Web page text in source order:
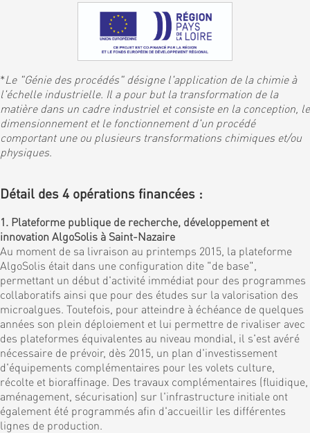
*Le "Génie des procédés" désigne l'application de la chimie à
l'échelle industrielle. Il a pour but la transformation de la
matière dans un cadre industriel et consiste en la conception, le
dimensionnement et le fonctionnement d'un procédé
comportant une ou plusieurs transformations chimiques et/ou
physiques.
Détail des 4 opérations financées :
1. Plateforme publique de recherche, développement et
innovation AlgoSolis à Saint-Nazaire
Au moment de sa livraison au printemps 2015, la plateforme
AlgoSolis était dans une configuration dite "de base",
permettant un début d'activité immédiat pour des programmes
collaboratifs ainsi que pour des études sur la valorisation des
microalgues. Toutefois, pour atteindre à échéance de quelques
années son plein déploiement et lui permettre de rivaliser avec
des plateformes équivalentes au niveau mondial, il s'est avéré
nécessaire de prévoir, dès 2015, un plan d'investissement
d'équipements complémentaires pour les volets culture,
récolte et bioraffinage. Des travaux complémentaires (fluidique,
aménagement, sécurisation) sur l'infrastructure initiale ont
également été programmés afin d'accueillir les différentes
lignes de production.